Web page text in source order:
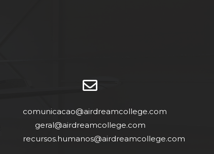
comunicacao@airdreamcollege.com
geral@airdreamcollege.com
recursos.humanos@airdreamcollege.com